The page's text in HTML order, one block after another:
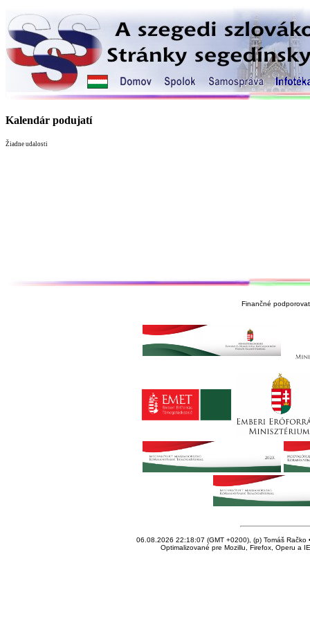
Kalendár podujatí
Žiadne udalosti
Finančné
06.08.2026 22:18:07 (GMT +0200), (p) Tomáš Račko
Optimalizované pre Mozillu, Firefox, Operu a